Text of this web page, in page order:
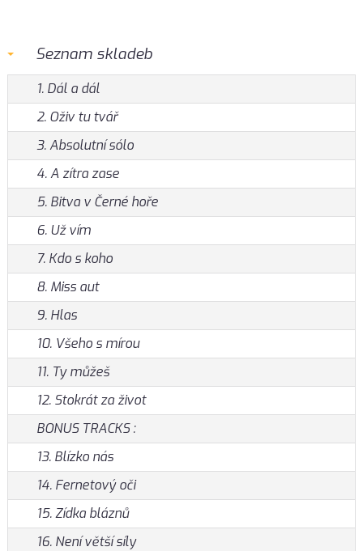
Seznam skladeb
1. Dál a dál
2. Oživ tu tvář
3. Absolutní sólo
4. A zítra zase
5. Bitva v Černé hoře
6. Už vím
7. Kdo s koho
8. Miss aut
9. Hlas
10. Všeho s mírou
11. Ty můžeš
12. Stokrát za život
BONUS TRACKS :
13. Blízko nás
14. Fernetový oči
15. Zídka bláznů
16. Není větší síly